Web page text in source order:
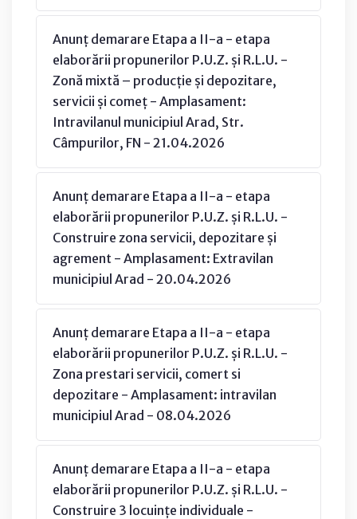
Anunț demarare Etapa a II-a - etapa
elaborării propunerilor P.U.Z. și R.L.U. -
Zonă mixtă – producție și depozitare,
servicii și comeț - Amplasament:
Intravilanul municipiul Arad, Str.
Câmpurilor, FN - 21.04.2026
Anunț demarare Etapa a II-a - etapa
elaborării propunerilor P.U.Z. și R.L.U. -
Construire zona servicii, depozitare și
agrement - Amplasament: Extravilan
municipiul Arad - 20.04.2026
Anunț demarare Etapa a II-a - etapa
elaborării propunerilor P.U.Z. și R.L.U. -
Zona prestari servicii, comert si
depozitare - Amplasament: intravilan
municipiul Arad - 08.04.2026
Anunț demarare Etapa a II-a - etapa
elaborării propunerilor P.U.Z. și R.L.U. -
Construire 3 locuințe individuale -